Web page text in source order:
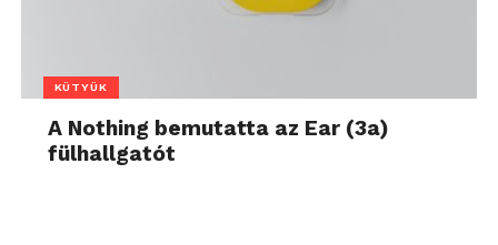
KÜTYÜK
A Nothing bemutatta az Ear (3a)
fülhallgatót